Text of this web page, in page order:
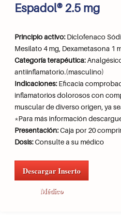
Espadol® 2.5 mg
Principio activo: Diclofenaco
Mesilato 4 mg, Dexametasona 1
Categoría terapéutica:
antiinflamatorio.(masculino)
Indicaciones: Eficacia
inflamatorios dolorosos con
muscular de diverso origen, ya
*Para más información
Presentación:Caja por 20
Dosis:Consulte a su médico
Descargar Inserto
Médico